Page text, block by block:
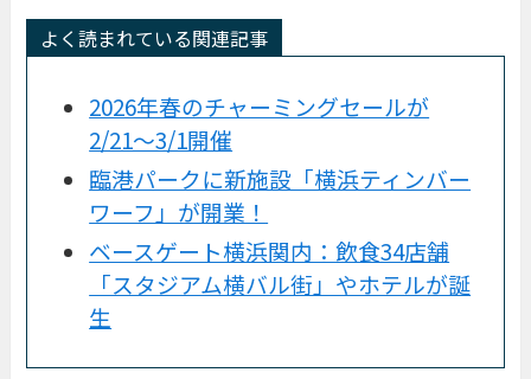
よく読まれている関連記事
2026年春のチャーミングセールが
2/21〜3/1開催
臨港パークに新施設「横浜ティンバー
ワーフ」が開業！
ベースゲート横浜関内：飲食34店舗
「スタジアム横バル街」やホテルが誕
生